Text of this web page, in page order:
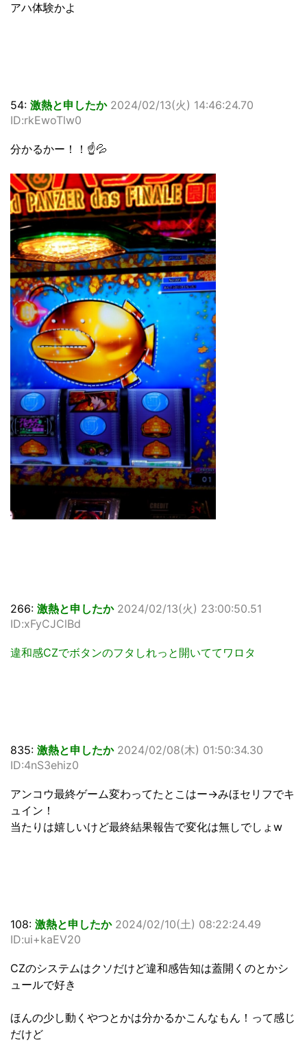
アハ体験かよ
54: 激熱と申したか 2024/02/13(火) 14:46:24.70
ID:rkEwoTlw0
分かるかー！！☝💦
266: 激熱と申したか 2024/02/13(火) 23:00:50.51
ID:xFyCJClBd
違和感CZでボタンのフタしれっと開いててワロタ
835: 激熱と申したか 2024/02/08(木) 01:50:34.30
ID:4nS3ehiz0
アンコウ最終ゲーム変わってたとこはー→みほセリフでキ
ュイン！
当たりは嬉しいけど最終結果報告で変化は無しでしょw
108: 激熱と申したか 2024/02/10(土) 08:22:24.49
ID:ui+kaEV20
CZのシステムはクソだけど違和感告知は蓋開くのとかシ
ュールで好き
ほんの少し動くやつとかは分かるかこんなもん！って感じ
だけど